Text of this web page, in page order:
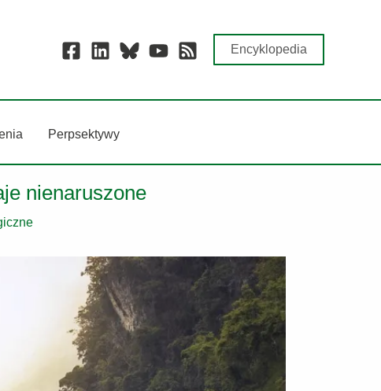
Encyklopedia
Perpsektywy
nienaruszone